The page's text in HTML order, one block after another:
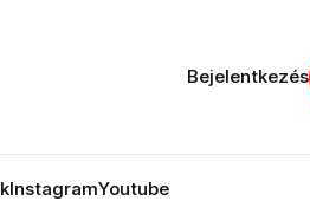
InstagramYoutube
Bejelentkezés